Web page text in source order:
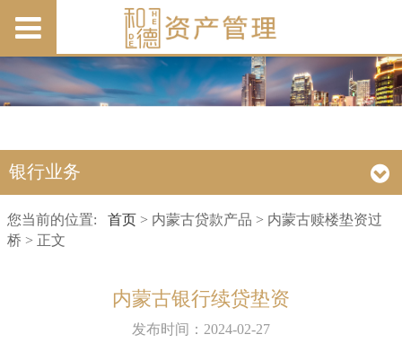
银行业务
您当前的位置: 首页> 内蒙古贷款产品 > 内蒙古赎楼垫资过
桥 > 正文
内蒙古银行续贷垫资
发布时间：2024-02-27